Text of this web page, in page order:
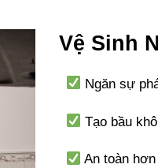
Vệ Sinh
Ngăn sự
Tạo bầu
An toàn